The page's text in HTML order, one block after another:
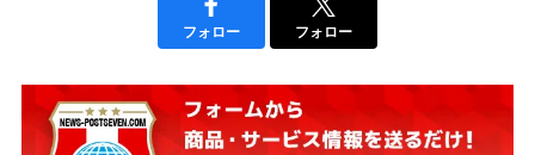
フォロー フォロー